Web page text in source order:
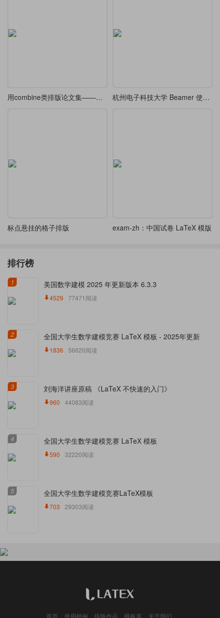
用combine类排版论文集——以钱学森《论系统工程》为例 杭州电子科技大学 Beamer 使用用例
标点悬挂的格子排版 exam-zh：中国试卷 LaTeX 模版
排行榜
1 美国数学建模 2025 年更新版本 6.3.3
4529 77471阅读
2 全国大学生数学建模竞赛 LaTeX 模板 - 2025年更新
1836 56620阅读
3 刘海洋讲座原稿 《LaTeX 不快速的入门》
960 44083阅读
4 全国大学生数学建模竞赛 LaTeX 模板
590 32220阅读
5 全国大学生数学建模竞赛LaTeX模板
703 29303阅读
首页 使用样例 排版作品 模板库 关于我们